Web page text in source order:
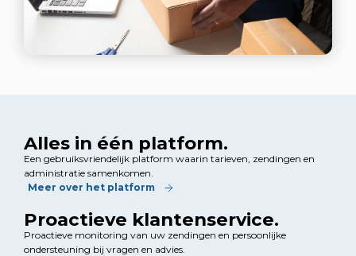
Alles in één platform.
Een gebruiksvriendelijk platform waarin tarieven, zendingen en
administratie samenkomen.
Meer over het platform
Proactieve klantenservice.
Proactieve monitoring van uw zendingen en persoonlijke
ondersteuning bij vragen en advies.